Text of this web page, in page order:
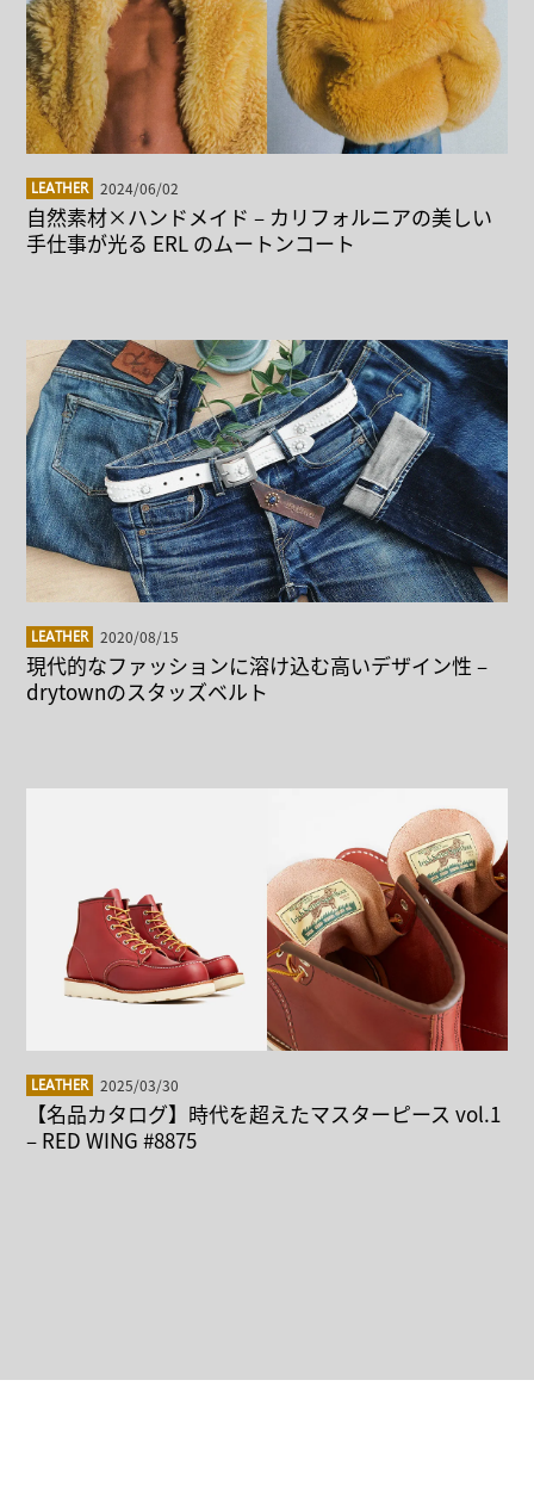
LEATHER 2024/06/02
自然素材×ハンドメイド – カリフォルニアの美しい
手仕事が光る ERL のムートンコート
LEATHER 2020/08/15
現代的なファッションに溶け込む高いデザイン性 –
drytownのスタッズベルト
LEATHER 2025/03/30
【名品カタログ】時代を超えたマスターピース vol.1
– RED WING #8875